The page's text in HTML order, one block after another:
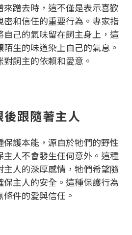
蹭去時，這不僅是表示喜歡
和信任的重要行為。專家指
自己的氣味留在飼主身上，這
生的味道染上自己的氣息。
飼主的依賴和愛意。
跟隨著主人
護本能，源自於牠們的野性
人不會發生任何意外。這種
人的深厚感情，牠們希望隨
主人的安全。這種保護行為
件的愛與信任。